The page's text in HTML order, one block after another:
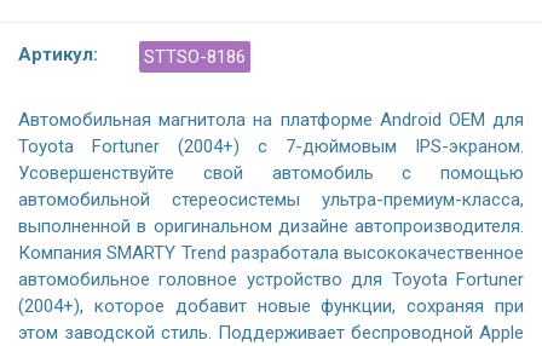
Артикул: STTSO-8186
Автомобильная магнитола на платформе Android OEM для
Toyota Fortuner (2004+) с 7-дюймовым IPS-экраном.
Усовершенствуйте свой автомобиль с помощью
автомобильной стереосистемы ультра-премиум-класса,
выполненной в оригинальном дизайне автопроизводителя.
Компания SMARTY Trend разработала высококачественное
автомобильное головное устройство для Toyota Fortuner
(2004+), которое добавит новые функции, сохраняя при
этом заводской стиль. Поддерживает беспроводной Apple